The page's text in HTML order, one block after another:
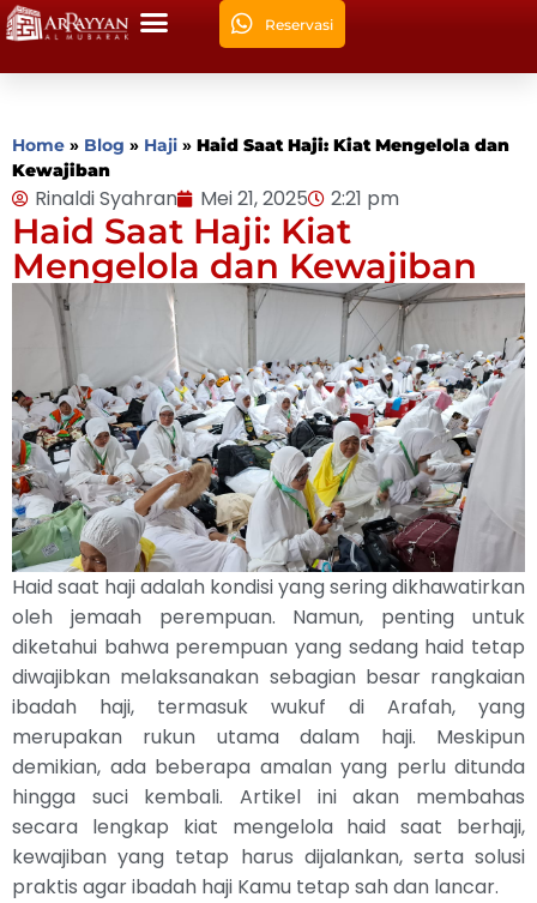
Reservasi
Home » Blog » Haji » Haid Saat Haji: Kiat Mengelola dan
Kewajiban
Rinaldi Syahran Mei 21, 2025 2:21 pm
Haid Saat Haji: Kiat
Mengelola dan Kewajiban
Haid saat haji adalah kondisi yang sering dikhawatirkan
oleh jemaah perempuan. Namun, penting untuk
diketahui bahwa perempuan yang sedang haid tetap
diwajibkan melaksanakan sebagian besar rangkaian
ibadah haji, termasuk wukuf di Arafah, yang
merupakan rukun utama dalam haji. Meskipun
demikian, ada beberapa amalan yang perlu ditunda
hingga suci kembali. Artikel ini akan membahas
secara lengkap kiat mengelola haid saat berhaji,
kewajiban yang tetap harus dijalankan, serta solusi
praktis agar ibadah haji Kamu tetap sah dan lancar.